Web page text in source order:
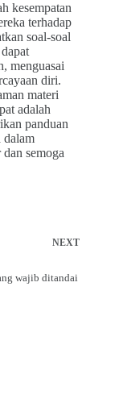
kesempatan
terhadap
soal-soal
menguasai
diri.
materi
adalah
panduan
dalam
semoga
NEXT
wajib ditandai